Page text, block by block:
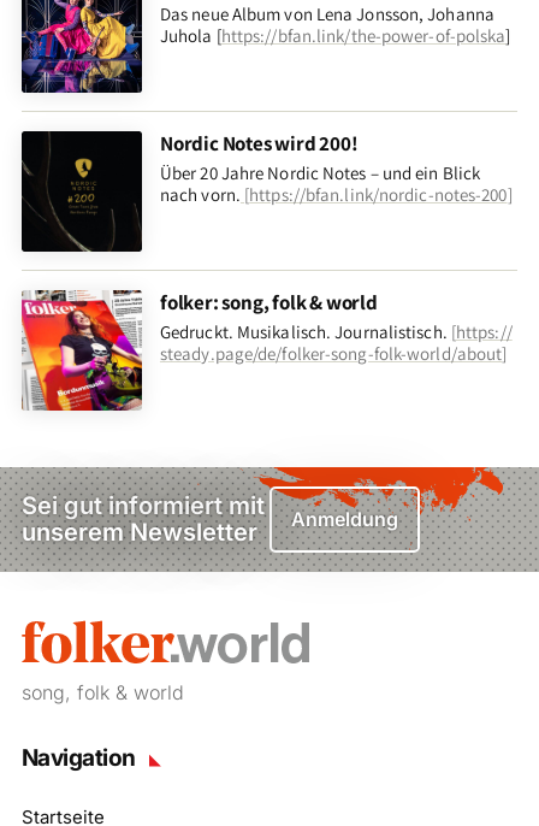
Das neue Album von Lena Jonsson, Johanna
Juhola [https://bfan.link/the-power-of-polska]
Nordic Notes wird 200!
Über 20 Jahre Nordic Notes – und ein Blick
nach vorn. [https://bfan.link/nordic-notes-200]
folker: song, folk & world
Gedruckt. Musikalisch. Journalistisch. [https://
steady.page/de/folker-song-folk-world/about]
Sei gut informiert mit
unserem Newsletter
Anmeldung
song, folk & world
Navigation
Startseite